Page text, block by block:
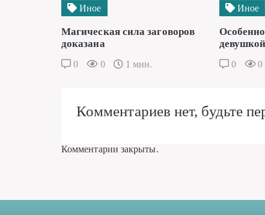
Иное
Магическая сила заговоров
доказана
0 0 1 мин.
Иное
0 0
Комментариев нет, будьте
Комментарии закрыты.